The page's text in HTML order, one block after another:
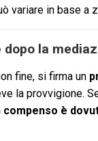
variare in base a
dopo la
fine, si firma un
la provvigione.
compenso è